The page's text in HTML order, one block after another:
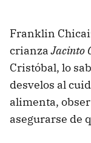
Franklin
crianzaJacinto
Cristóbal, lo
desvelos al
alimenta,
asegurarse de